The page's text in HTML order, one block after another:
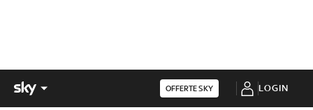
OFFERTE SKY LOGIN